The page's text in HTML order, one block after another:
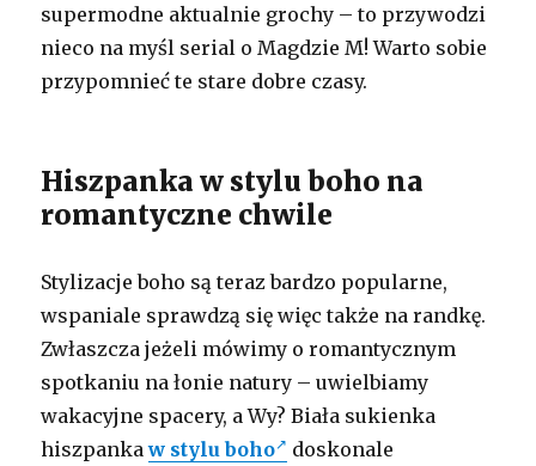
supermodne aktualnie grochy – to przywodzi
nieco na myśl serial o Magdzie M! Warto sobie
przypomnieć te stare dobre czasy.
Hiszpanka w stylu boho na
romantyczne chwile
Stylizacje boho są teraz bardzo popularne,
wspaniale sprawdzą się więc także na randkę.
Zwłaszcza jeżeli mówimy o romantycznym
spotkaniu na łonie natury – uwielbiamy
wakacyjne spacery, a Wy? Biała sukienka
hiszpankaw stylu boho
doskonale